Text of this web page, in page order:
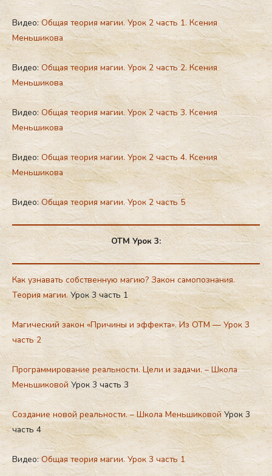
Видео:Общая теория магии. Урок 2 часть 1. Ксения
Меньшикова
Видео:Общая теория магии. Урок 2 часть 2. Ксения
Меньшикова
Видео:Общая теория магии. Урок 2 часть 3. Ксения
Меньшикова
Видео: Общая теория магии. Урок 2 часть 4. Ксения
Меньшикова
Видео:Общая теория магии. Урок 2 часть 5
ОТМ Урок 3:
Как узнавать собственную магию? Закон самопознания.
Теория магии.Урок 3 часть 1
Магический закон «Причины и эффекта». Из ОТМ — Урок 3
часть 2
Программирование реальности. Цели и задачи. – Школа
МеньшиковойУрок 3 часть 3
Создание новой реальности. – Школа МеньшиковойУрок 3
часть 4
Видео:Общая теория магии. Урок 3 часть 1